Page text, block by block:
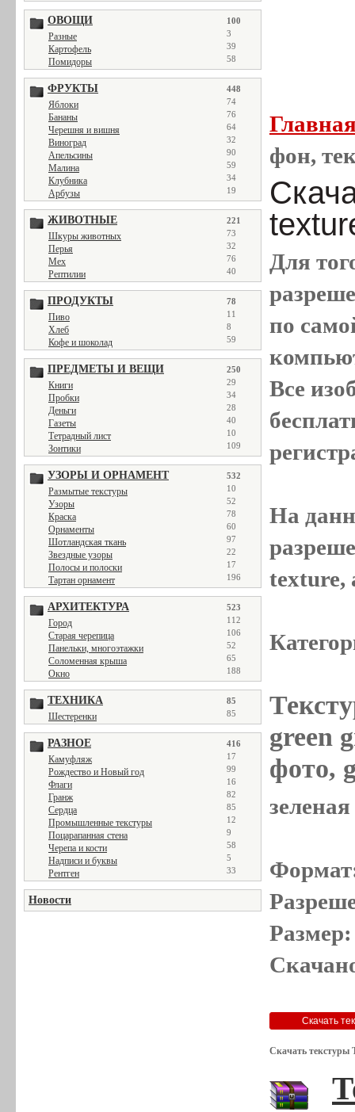
ОВОЩИ 100
Разные 3
Картофель 39
Помидоры 58
ФРУКТЫ 448
Яблоки 74
Бананы 76
Черешня и вишня 64
Виноград 32
Апельсины 90
Малина 59
Клубника 34
Арбузы 19
ЖИВОТНЫЕ 221
Шкуры животных 73
Перья 32
Мех 76
Рептилии 40
ПРОДУКТЫ 78
Пиво 11
Хлеб 8
Кофе и шоколад 59
ПРЕДМЕТЫ И ВЕЩИ 250
Книги 29
Пробки 34
Деньги 28
Газеты 40
Тетрадный лист 10
Зонтики 109
УЗОРЫ И ОРНАМЕНТ 532
Размытые текстуры 10
Узоры 52
Краска 78
Орнаменты 60
Шотландская ткань 97
Звездные узоры 22
Полосы и полоски 17
Тартан орнамент 196
АРХИТЕКТУРА 523
Город 112
Старая черепица 106
Панельки, многоэтажки 52
Соломенная крыша 65
Окно 188
ТЕХНИКА 85
Шестеренки 85
РАЗНОЕ 416
Камуфляж 17
Рождество и Новый год 99
Флаги 16
Гранж 82
Сердца 85
Промышленные текстуры 12
Поцарапанная стена 9
Черепа и кости 58
Надписи и буквы 5
Рентген 33
Новости
фон,
Для
по
Все
На
texture,
green
фото,
Скачать текстуры